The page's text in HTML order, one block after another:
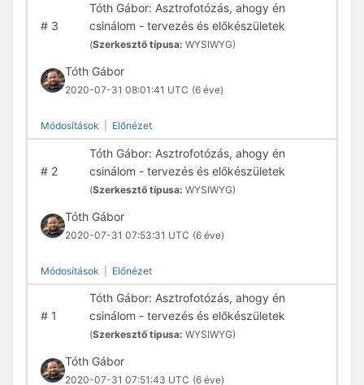
#3
Tóth Gábor: Asztrofotózás, ahogy én
csinálom - tervezés és előkészületek
(Szerkesztő típusa: WYSIWYG)
Tóth Gábor
2020-07-31 08:01:41 UTC (6 éve)
Módosítások Előnézet
#2
Tóth Gábor: Asztrofotózás, ahogy én
csinálom - tervezés és előkészületek
(Szerkesztő típusa: WYSIWYG)
Tóth Gábor
2020-07-31 07:53:31 UTC (6 éve)
Módosítások Előnézet
#1
Tóth Gábor: Asztrofotózás, ahogy én
csinálom - tervezés és előkészületek
(Szerkesztő típusa: WYSIWYG)
Tóth Gábor
2020-07-31 07:51:43 UTC (6 éve)